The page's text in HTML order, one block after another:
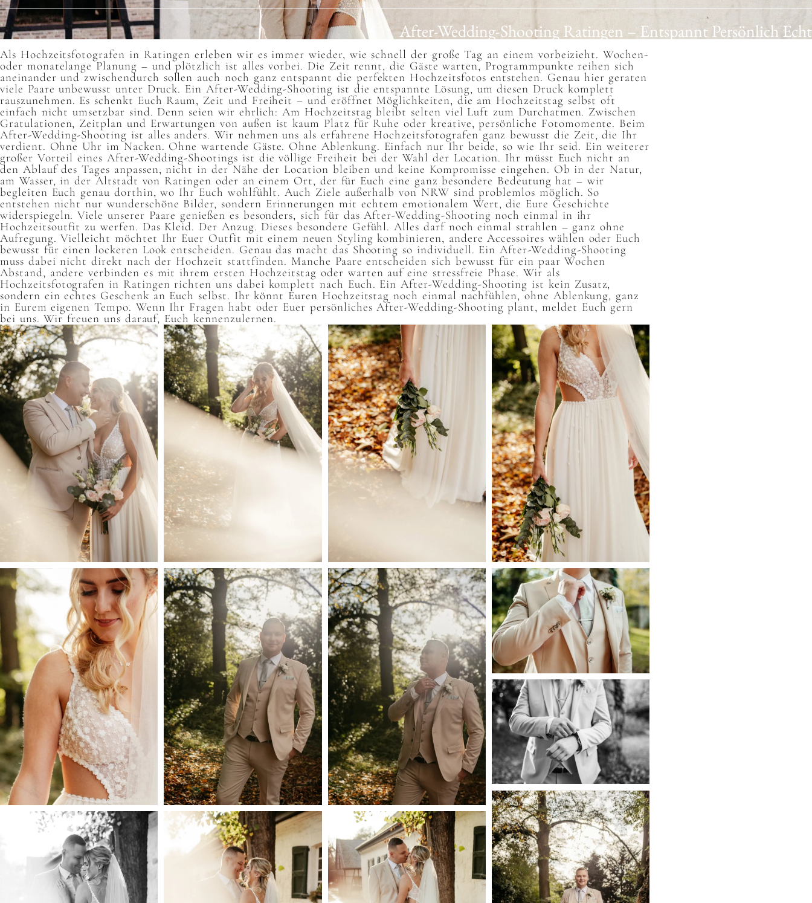
After-Wedding-Shooting Ratingen – Entspannt Persönlich Echt
Als Hochzeitsfotografen in Ratingen erleben wir es immer wieder, wie schnell der große Tag an einem vorbeizieht. Wochen-
oder monatelange Planung – und plötzlich ist alles vorbei. Die Zeit rennt, die Gäste warten, Programmpunkte reihen sich
aneinander und zwischendurch sollen auch noch ganz entspannt die perfekten Hochzeitsfotos entstehen. Genau hier geraten
viele Paare unbewusst unter Druck. Ein After-Wedding-Shooting ist die entspannte Lösung, um diesen Druck komplett
rauszunehmen. Es schenkt Euch Raum, Zeit und Freiheit – und eröffnet Möglichkeiten, die am Hochzeitstag selbst oft
einfach nicht umsetzbar sind. Denn seien wir ehrlich: Am Hochzeitstag bleibt selten viel Luft zum Durchatmen. Zwischen
Gratulationen, Zeitplan und Erwartungen von außen ist kaum Platz für Ruhe oder kreative, persönliche Fotomomente. Beim
After-Wedding-Shooting ist alles anders. Wir nehmen uns als erfahrene Hochzeitsfotografen ganz bewusst die Zeit, die Ihr
verdient. Ohne Uhr im Nacken. Ohne wartende Gäste. Ohne Ablenkung. Einfach nur Ihr beide, so wie Ihr seid. Ein weiterer
großer Vorteil eines After-Wedding-Shootings ist die völlige Freiheit bei der Wahl der Location. Ihr müsst Euch nicht an
den Ablauf des Tages anpassen, nicht in der Nähe der Location bleiben und keine Kompromisse eingehen. Ob in der Natur,
am Wasser, in der Altstadt von Ratingen oder an einem Ort, der für Euch eine ganz besondere Bedeutung hat – wir
begleiten Euch genau dorthin, wo Ihr Euch wohlfühlt. Auch Ziele außerhalb von NRW sind problemlos möglich. So
entstehen nicht nur wunderschöne Bilder, sondern Erinnerungen mit echtem emotionalem Wert, die Eure Geschichte
widerspiegeln. Viele unserer Paare genießen es besonders, sich für das After-Wedding-Shooting noch einmal in ihr
Hochzeitsoutfit zu werfen. Das Kleid. Der Anzug. Dieses besondere Gefühl. Alles darf noch einmal strahlen – ganz ohne
Aufregung. Vielleicht möchtet Ihr Euer Outfit mit einem neuen Styling kombinieren, andere Accessoires wählen oder Euch
bewusst für einen lockeren Look entscheiden. Genau das macht das Shooting so individuell. Ein After-Wedding-Shooting
muss dabei nicht direkt nach der Hochzeit stattfinden. Manche Paare entscheiden sich bewusst für ein paar Wochen
Abstand, andere verbinden es mit ihrem ersten Hochzeitstag oder warten auf eine stressfreie Phase. Wir als
Hochzeitsfotografen in Ratingen richten uns dabei komplett nach Euch. Ein After-Wedding-Shooting ist kein Zusatz,
sondern ein echtes Geschenk an Euch selbst. Ihr könnt Euren Hochzeitstag noch einmal nachfühlen, ohne Ablenkung, ganz
in Eurem eigenen Tempo. Wenn Ihr Fragen habt oder Euer persönliches After-Wedding-Shooting plant, meldet Euch gern
bei uns. Wir freuen uns darauf, Euch kennenzulernen.